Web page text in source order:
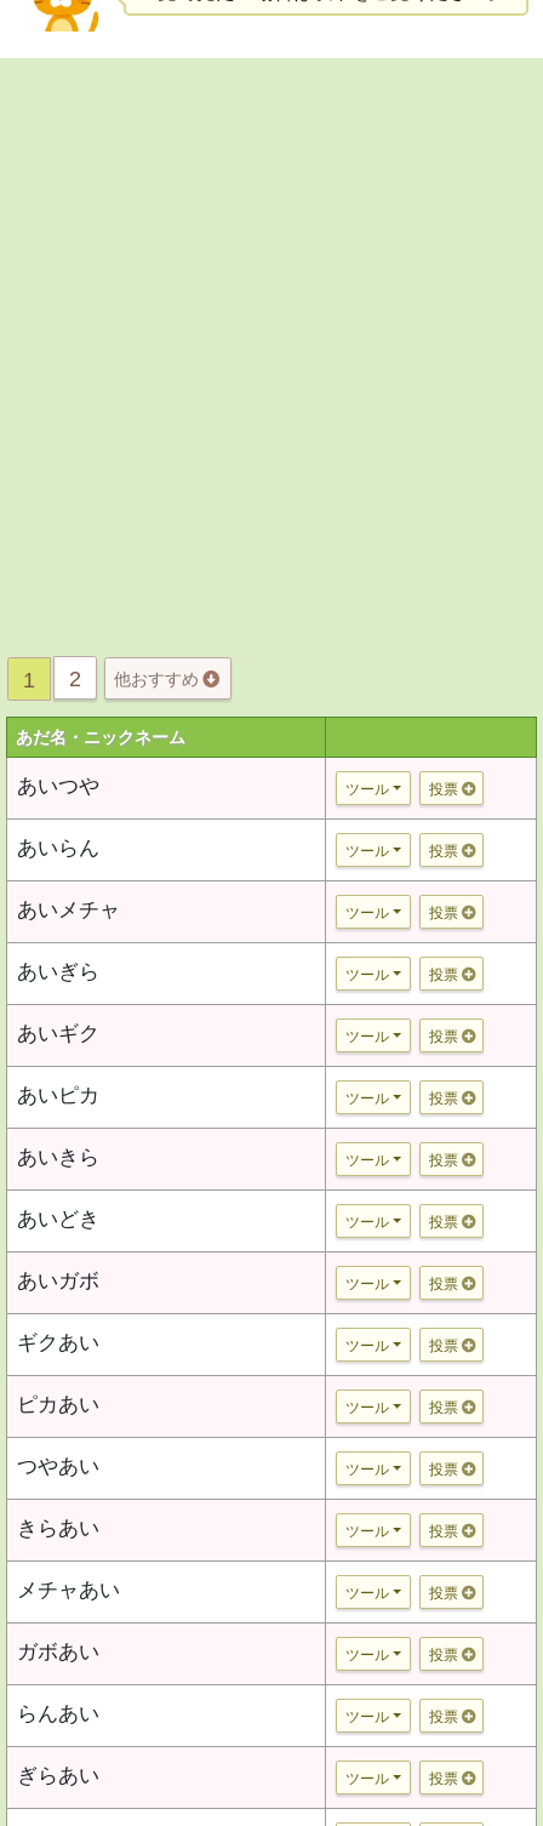
1 2 他おすすめ
あだ名・ニックネーム
あいつや ツール 投票
あいらん ツール 投票
あいメチャ ツール 投票
あいぎら ツール 投票
あいギク ツール 投票
あいピカ ツール 投票
あいきら ツール 投票
あいどき ツール 投票
あいガボ ツール 投票
ギクあい ツール 投票
ピカあい ツール 投票
つやあい ツール 投票
きらあい ツール 投票
メチャあい ツール 投票
ガボあい ツール 投票
らんあい ツール 投票
ぎらあい ツール 投票